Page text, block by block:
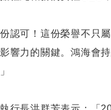
認可！這份榮譽不只
響力的關鍵。鴻海會
」